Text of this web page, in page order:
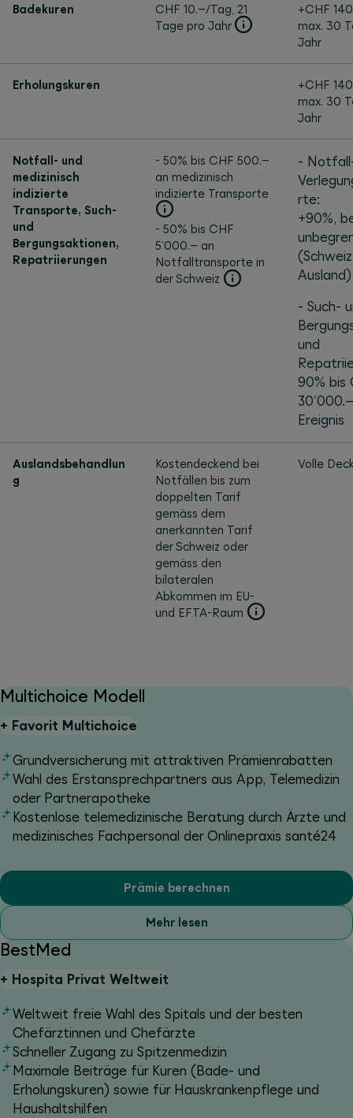
Badekuren
CHF 10.–/Tag, 21
Tage pro Jahr
+CHF
max. 30
Jahr
Erholungskuren
+CHF
max. 30
Jahr
Notfall- und
medizinisch
indizierte
Transporte, Such-
und
Bergungsaktionen,
Repatriierungen
- 50% bis CHF 500.–
an medizinisch
indizierte Transporte
- 50% bis CHF
5'000.– an
Notfalltransporte in
der Schweiz
-
rte:
+90%,
Ausland)
- Such-
und
90% bis
Ereignis
Auslandsbehandlun
g
Kostendeckend bei
Notfällen bis zum
doppelten Tarif
gemäss dem
anerkannten Tarif
der Schweiz oder
gemäss den
bilateralen
Abkommen im EU-
und EFTA-Raum
Volle
Multichoice Modell
+ Favorit Multichoice
Grundversicherung mit attraktiven Prämienrabatten
Wahl des Erstansprechpartners aus App, Telemedizin
oder Partnerapotheke
Kostenlose telemedizinische Beratung durch Ärzte und
medizinisches Fachpersonal der Onlinepraxis santé24
Prämie berechnen
Mehr lesen
BestMed
+ Hospita Privat Weltweit
Weltweit freie Wahl des Spitals und der besten
Chefärztinnen und Chefärzte
Schneller Zugang zu Spitzenmedizin
Maximale Beiträge für Kuren (Bade- und
Erholungskuren) sowie für Hauskrankenpflege und
Haushaltshilfen